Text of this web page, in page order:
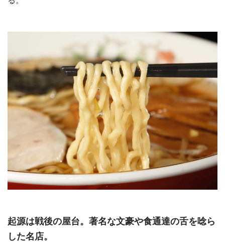
起源は戦後の屋台。著名な文豪や食通達の舌を唸ら
した名店。